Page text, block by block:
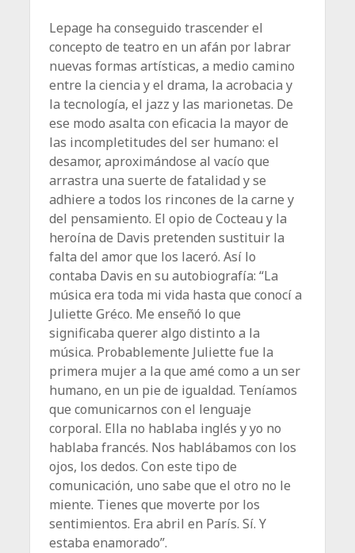
Lepage ha conseguido trascender el
concepto de teatro en un afán por labrar
nuevas formas artísticas, a medio camino
entre la ciencia y el drama, la acrobacia y
la tecnología, el jazz y las marionetas. De
ese modo asalta con eficacia la mayor de
las incompletitudes del ser humano: el
desamor, aproximándose al vacío que
arrastra una suerte de fatalidad y se
adhiere a todos los rincones de la carne y
del pensamiento. El opio de Cocteau y la
heroína de Davis pretenden sustituir la
falta del amor que los laceró. Así lo
contaba Davis en su autobiografía: “La
música era toda mi vida hasta que conocí a
Juliette Gréco. Me enseñó lo que
significaba querer algo distinto a la
música. Probablemente Juliette fue la
primera mujer a la que amé como a un ser
humano, en un pie de igualdad. Teníamos
que comunicarnos con el lenguaje
corporal. Ella no hablaba inglés y yo no
hablaba francés. Nos hablábamos con los
ojos, los dedos. Con este tipo de
comunicación, uno sabe que el otro no le
miente. Tienes que moverte por los
sentimientos. Era abril en París. Sí. Y
estaba enamorado”.